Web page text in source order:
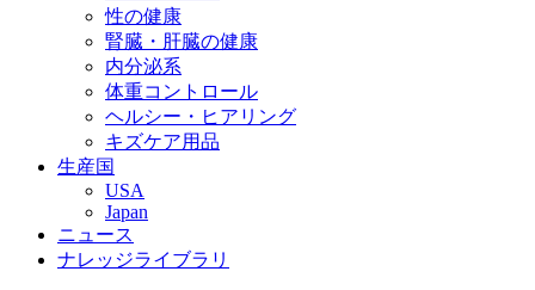
性の健康
腎臓・肝臓の健康
内分泌系
体重コントロール
ヘルシー・ヒアリング
キズケア用品
生産国
USA
Japan
ニュース
ナレッジライブラリ